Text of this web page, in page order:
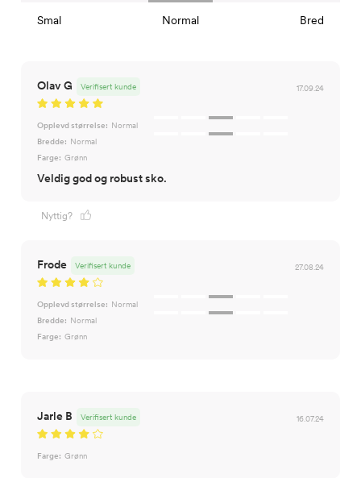
Smal Normal Bred
Olav G 17.09.24
Verifisert kunde
Opplevd størrelse: Normal
Bredde: Normal
Farge: Grønn
Veldig god og robust sko.
Nyttig?
Frode 27.08.24
Verifisert kunde
Opplevd størrelse: Normal
Bredde: Normal
Farge: Grønn
Jarle B 16.07.24
Verifisert kunde
Farge: Grønn